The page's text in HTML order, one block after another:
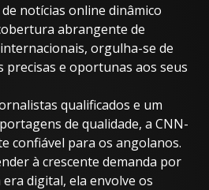
notícias online dinâmico
abrangente de
orgulha-se de
e oportunas aos seus
qualificados e um
de qualidade, a CNN-
confiável para os angolanos.
à crescente demanda por
digital, ela envolve os